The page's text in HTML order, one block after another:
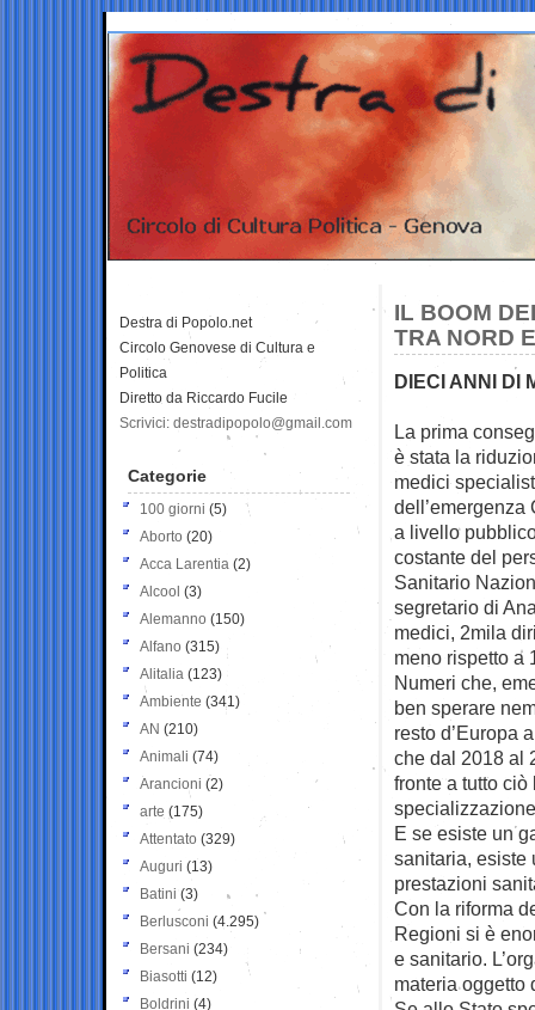
IL BOOM
TRA NORD
DIECI ANNI DI
La prima
è stata la
medici
a livello
costante del
Sanitario
segretario di
medici, 2mila
meno rispetto a
Numeri che,
ben sperare
resto d’Europa
che dal 2018 al
fronte a tutto
E se esiste un
sanitaria, esiste
prestazioni
Con la riforma
Regioni si è
e sanitario.
materia oggetto
Destra di Popolo.net
Circolo Genovese di Cultura e
Politica
Diretto da Riccardo Fucile
Scrivici: destradipopolo@gmail.com
Categorie
100 giorni (5)
Aborto (20)
Acca Larentia (2)
Alcool (3)
Alemanno (150)
Alfano (315)
Alitalia (123)
Ambiente (341)
AN (210)
Animali (74)
Arancioni (2)
arte (175)
Attentato (329)
Auguri (13)
Batini (3)
Berlusconi (4.295)
Bersani (234)
Biasotti (12)
Boldrini (4)